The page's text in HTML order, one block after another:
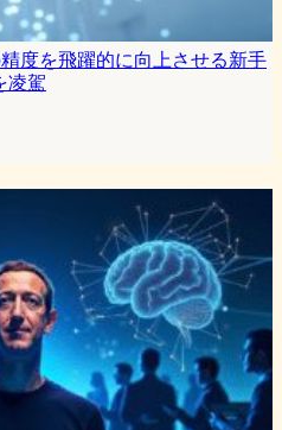
度を飛躍的に向上させる新手
凌駕